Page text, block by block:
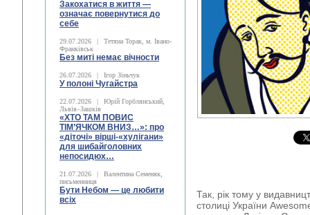
Закохатися в життя —
означає повернутися до
себе
29.07.2026 |
Тетяна Торак, м. Івано-
Франківськ
Без миті немає вічности
26.07.2026 | Ігор Зіньчук
У полоні Чугайстра
22.07.2026 |
Юрій Горблянський,
Львів–Зашків
«ХТО ТАМ ПОВИС
ТІМ’ЯЧКОМ ВНИЗ…»: про
«діточі» вірші-«хулігани»
для шибайголовних
непосидюх…
21.07.2026 |
Валентина Семеняк,
письменниця
Бути Небом ― це любити
всіх
Так, рік тому у
столиці України